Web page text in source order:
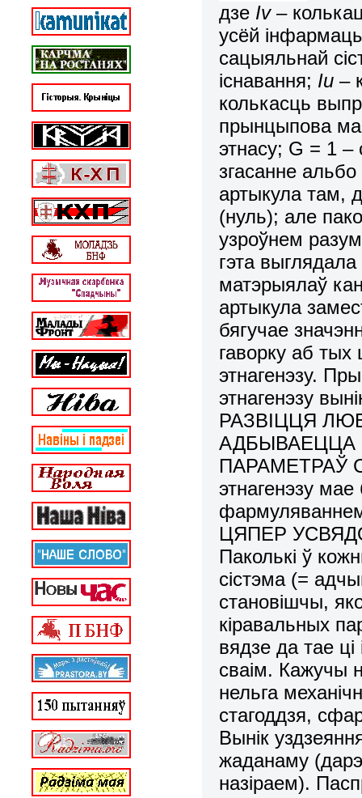
дзе Iv–
усёй
сацыяльнай
існавання; Iu–
колькасць
прынцыпова
этнасу; G = 1 –
згасанне альбо
артыкула там,
(нуль); але
узроўнем
гэта
матэрыялаў
артыкула
бягучае
гаворку аб тых
этнагенэзу.
этнагенэзу
РАЗВІЦЦЯ
АДБЫВАЕЦЦА
ПАРАМЕТРАЎ
этнагенэзу
ЦЯПЕР
Паколькі ў
сістэма (=
становішчы,
кіравальных
вядзе да тае
сваім. Кажучы
нельга
стагоддзя,
Вынік
жаданаму
назіраем).